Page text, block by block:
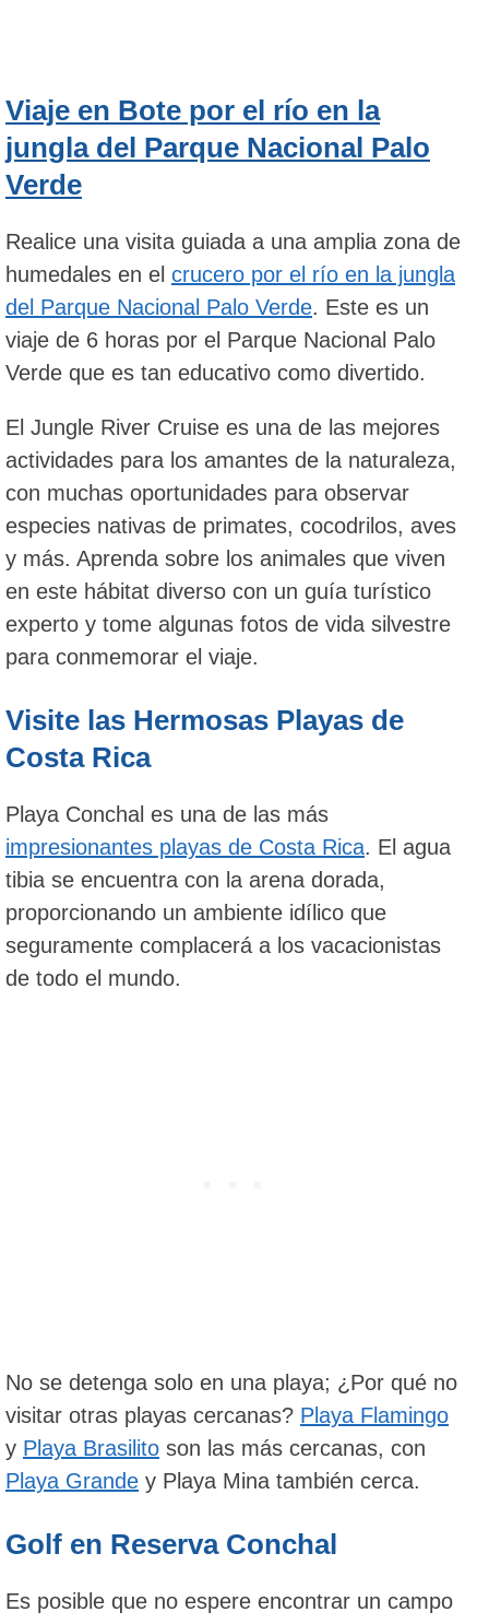
Viaje en Bote por el río en la
jungla del Parque Nacional Palo
Verde
Realice una visita guiada a una amplia zona de
humedales en el crucero por el río en la jungla
del Parque Nacional Palo Verde. Este es un
viaje de 6 horas por el Parque Nacional Palo
Verde que es tan educativo como divertido.
El Jungle River Cruise es una de las mejores
actividades para los amantes de la naturaleza,
con muchas oportunidades para observar
especies nativas de primates, cocodrilos, aves
y más. Aprenda sobre los animales que viven
en este hábitat diverso con un guía turístico
experto y tome algunas fotos de vida silvestre
para conmemorar el viaje.
Visite las Hermosas Playas de
Costa Rica
Playa Conchal es una de las más
impresionantes playas de Costa Rica. El agua
tibia se encuentra con la arena dorada,
proporcionando un ambiente idílico que
seguramente complacerá a los vacacionistas
de todo el mundo.
No se detenga solo en una playa; ¿Por qué no
visitar otras playas cercanas? Playa Flamingo
y Playa Brasilito son las más cercanas, con
Playa Grande y Playa Mina también cerca.
Golf en Reserva Conchal
Es posible que no espere encontrar un campo